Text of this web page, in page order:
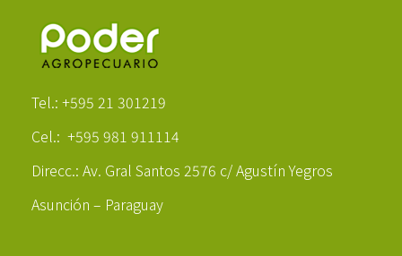
Tel.: +595 21 301219
Cel.: +595 981 911114
Direcc.: Av. Gral Santos 2576 c/ Agustín Yegros
Asunción – Paraguay